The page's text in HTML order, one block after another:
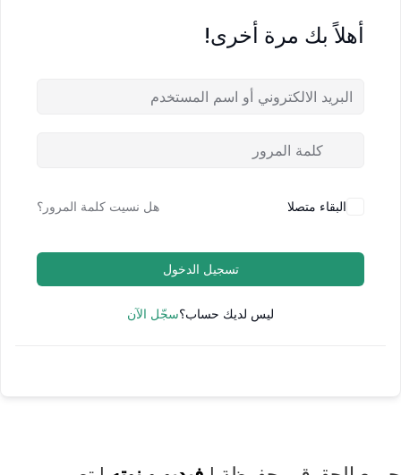
أهلاً بك مرة أخرى!
البقاء متصلا هل نسيت كلمة المرور؟
تسجيل الدخول
ليس لديك حساب؟سجّل الآن